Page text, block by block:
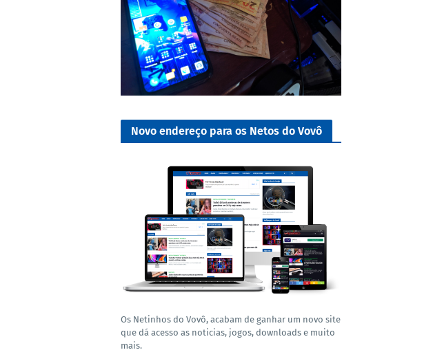
Novo endereço para os Netos do Vovô
Os Netinhos do Vovô, acabam de ganhar um novo site
que dá acesso as noticias, jogos, downloads e muito
mais.